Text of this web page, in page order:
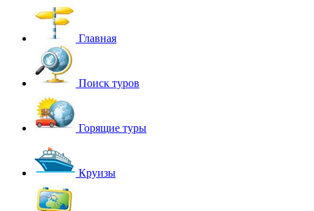
Главная
Поиск туров
Горящие туры
Круизы